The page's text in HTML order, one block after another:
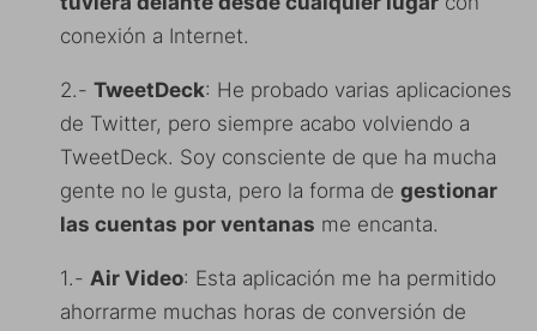
conexión a Internet.
2.- TweetDeck: He probado varias aplicaciones
de Twitter, pero siempre acabo volviendo a
TweetDeck. Soy consciente de que ha mucha
gente no le gusta, pero la forma de gestionar
las cuentas por ventanas me encanta.
1.- Air Video: Esta aplicación me ha permitido
ahorrarme muchas horas de conversión de